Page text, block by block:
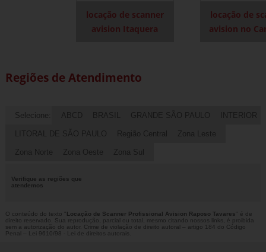
locação de scanner
avision Itaquera
locação de
avision no
Regiões de Atendimento
Selecione: ABCD BRASIL GRANDE SÃO PAULO INTERIOR
LITORAL DE SÃO PAULO Região Central Zona Leste
Zona Norte Zona Oeste Zona Sul
Verifique as regiões que
atendemos
O conteúdo do texto " Locação de Scanner Profissional Avision Raposo Tavares " é de
direito reservado. Sua reprodução, parcial ou total, mesmo citando nossos links, é proibida
sem a autorização do autor. Crime de violação de direito autoral – artigo 184 do Código
Penal –
Lei 9610/98 - Lei de direitos autorais